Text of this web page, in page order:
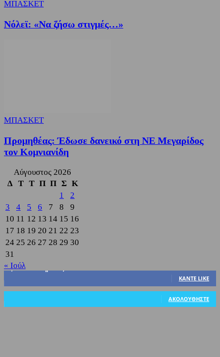
ΜΠΑΣΚΕΤ
Nόλεϊ: «Να ζήσω στιγμές…»
ΜΠΑΣΚΕΤ
Προμηθέας: Έδωσε δανεικό στη ΝΕ Μεγαρίδος
τον Κομνιανίδη
Αύγουστος 2026
Δ
Τ Τ Π Π Σ Κ
1
2
3
4 5 6 7 8
9
10 11 12 13 14 15 16
17 18 19 20 21 22 23
24 25 26 27 28 29 30
31
« Ιούλ
3,822
ΚΆΝΤΕ LIKE
ΑΚΟΛΟΥΘΉΣΤΕ